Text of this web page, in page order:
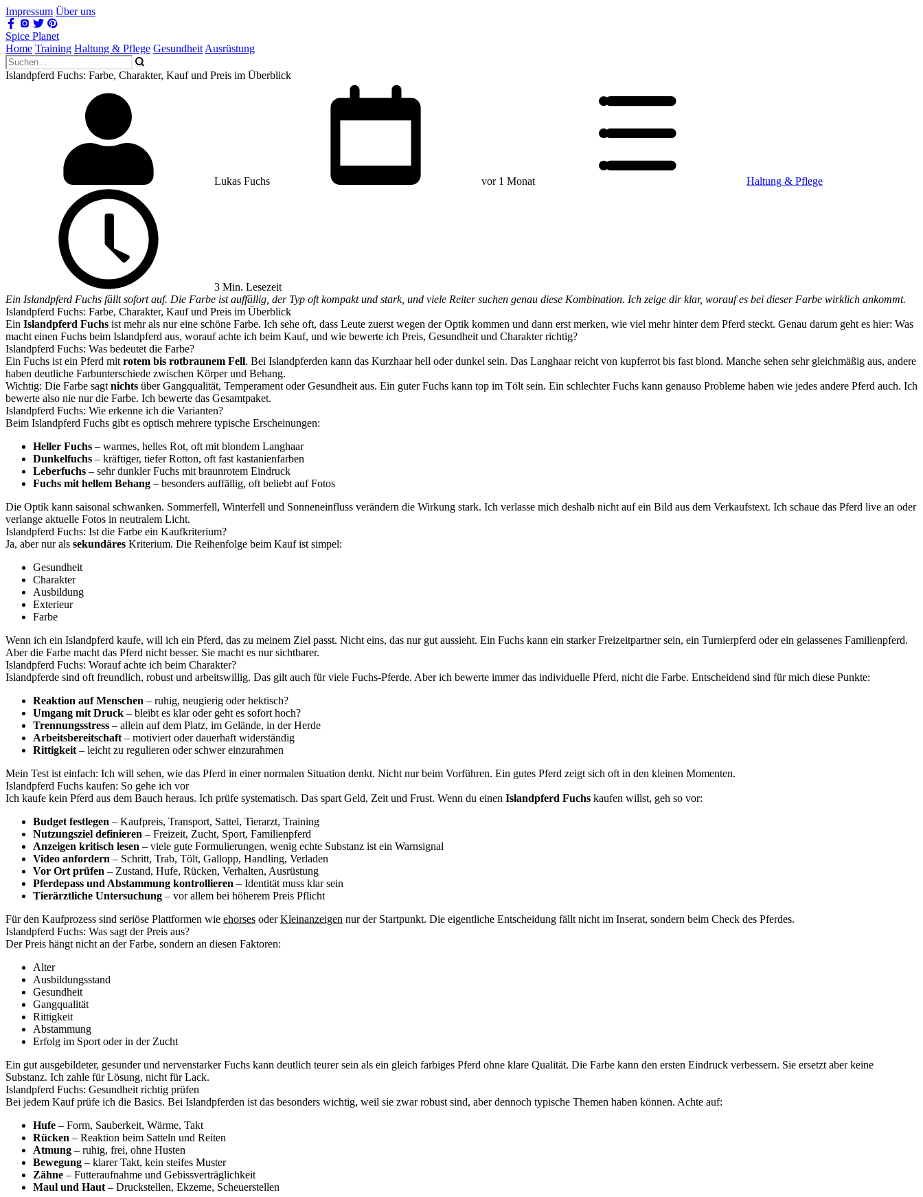
Impressum Über uns
Spice Planet
Home Training Haltung & Pflege Gesundheit Ausrüstung
Islandpferd Fuchs: Farbe, Charakter, Kauf und Preis im Überblick
Lukas Fuchs vor 1 Monat Haltung & Pflege
3 Min. Lesezeit
Ein Islandpferd Fuchs fällt sofort auf. Die Farbe ist auffällig, der Typ oft kompakt und stark, und viele Reiter suchen genau diese Kombination. Ich zeige dir klar, worauf es bei dieser Farbe wirklich ankommt.
Islandpferd Fuchs: Farbe, Charakter, Kauf und Preis im Überblick
Ein Islandpferd Fuchs ist mehr als nur eine schöne Farbe. Ich sehe oft, dass Leute zuerst wegen der Optik kommen und dann erst merken, wie viel mehr hinter dem Pferd steckt. Genau darum geht es hier: Was
macht einen Fuchs beim Islandpferd aus, worauf achte ich beim Kauf, und wie bewerte ich Preis, Gesundheit und Charakter richtig?
Islandpferd Fuchs: Was bedeutet die Farbe?
Ein Fuchs ist ein Pferd mit rotem bis rotbraunem Fell. Bei Islandpferden kann das Kurzhaar hell oder dunkel sein. Das Langhaar reicht von kupferrot bis fast blond. Manche sehen sehr gleichmäßig aus, andere
haben deutliche Farbunterschiede zwischen Körper und Behang.
Wichtig: Die Farbe sagt nichts über Gangqualität, Temperament oder Gesundheit aus. Ein guter Fuchs kann top im Tölt sein. Ein schlechter Fuchs kann genauso Probleme haben wie jedes andere Pferd auch. Ich
bewerte also nie nur die Farbe. Ich bewerte das Gesamtpaket.
Islandpferd Fuchs: Wie erkenne ich die Varianten?
Beim Islandpferd Fuchs gibt es optisch mehrere typische Erscheinungen:
Heller Fuchs – warmes, helles Rot, oft mit blondem Langhaar
Dunkelfuchs – kräftiger, tiefer Rotton, oft fast kastanienfarben
Leberfuchs – sehr dunkler Fuchs mit braunrotem Eindruck
Fuchs mit hellem Behang – besonders auffällig, oft beliebt auf Fotos
Die Optik kann saisonal schwanken. Sommerfell, Winterfell und Sonneneinfluss verändern die Wirkung stark. Ich verlasse mich deshalb nicht auf ein Bild aus dem Verkaufstext. Ich schaue das Pferd live an oder
verlange aktuelle Fotos in neutralem Licht.
Islandpferd Fuchs: Ist die Farbe ein Kaufkriterium?
Ja, aber nur als sekundäres Kriterium. Die Reihenfolge beim Kauf ist simpel:
Gesundheit
Charakter
Ausbildung
Exterieur
Farbe
Wenn ich ein Islandpferd kaufe, will ich ein Pferd, das zu meinem Ziel passt. Nicht eins, das nur gut aussieht. Ein Fuchs kann ein starker Freizeitpartner sein, ein Turnierpferd oder ein gelassenes Familienpferd.
Aber die Farbe macht das Pferd nicht besser. Sie macht es nur sichtbarer.
Islandpferd Fuchs: Worauf achte ich beim Charakter?
Islandpferde sind oft freundlich, robust und arbeitswillig. Das gilt auch für viele Fuchs-Pferde. Aber ich bewerte immer das individuelle Pferd, nicht die Farbe. Entscheidend sind für mich diese Punkte:
Reaktion auf Menschen – ruhig, neugierig oder hektisch?
Umgang mit Druck – bleibt es klar oder geht es sofort hoch?
Trennungsstress – allein auf dem Platz, im Gelände, in der Herde
Arbeitsbereitschaft – motiviert oder dauerhaft widerständig
Rittigkeit – leicht zu regulieren oder schwer einzurahmen
Mein Test ist einfach: Ich will sehen, wie das Pferd in einer normalen Situation denkt. Nicht nur beim Vorführen. Ein gutes Pferd zeigt sich oft in den kleinen Momenten.
Islandpferd Fuchs kaufen: So gehe ich vor
Ich kaufe kein Pferd aus dem Bauch heraus. Ich prüfe systematisch. Das spart Geld, Zeit und Frust. Wenn du einen Islandpferd Fuchs kaufen willst, geh so vor:
Budget festlegen – Kaufpreis, Transport, Sattel, Tierarzt, Training
Nutzungsziel definieren – Freizeit, Zucht, Sport, Familienpferd
Anzeigen kritisch lesen – viele gute Formulierungen, wenig echte Substanz ist ein Warnsignal
Video anfordern – Schritt, Trab, Tölt, Gallopp, Handling, Verladen
Vor Ort prüfen – Zustand, Hufe, Rücken, Verhalten, Ausrüstung
Pferdepass und Abstammung kontrollieren – Identität muss klar sein
Tierärztliche Untersuchung – vor allem bei höherem Preis Pflicht
Für den Kaufprozess sind seriöse Plattformen wie ehorses oderKleinanzeigen nur der Startpunkt. Die eigentliche Entscheidung fällt nicht im Inserat, sondern beim Check des Pferdes.
Islandpferd Fuchs: Was sagt der Preis aus?
Der Preis hängt nicht an der Farbe, sondern an diesen Faktoren:
Alter
Ausbildungsstand
Gesundheit
Gangqualität
Rittigkeit
Abstammung
Erfolg im Sport oder in der Zucht
Ein gut ausgebildeter, gesunder und nervenstarker Fuchs kann deutlich teurer sein als ein gleich farbiges Pferd ohne klare Qualität. Die Farbe kann den ersten Eindruck verbessern. Sie ersetzt aber keine
Substanz. Ich zahle für Lösung, nicht für Lack.
Islandpferd Fuchs: Gesundheit richtig prüfen
Bei jedem Kauf prüfe ich die Basics. Bei Islandpferden ist das besonders wichtig, weil sie zwar robust sind, aber dennoch typische Themen haben können. Achte auf:
Hufe – Form, Sauberkeit, Wärme, Takt
Rücken – Reaktion beim Satteln und Reiten
Atmung – ruhig, frei, ohne Husten
Bewegung – klarer Takt, kein steifes Muster
Zähne – Futteraufnahme und Gebissverträglichkeit
Maul und Haut – Druckstellen, Ekzeme, Scheuerstellen